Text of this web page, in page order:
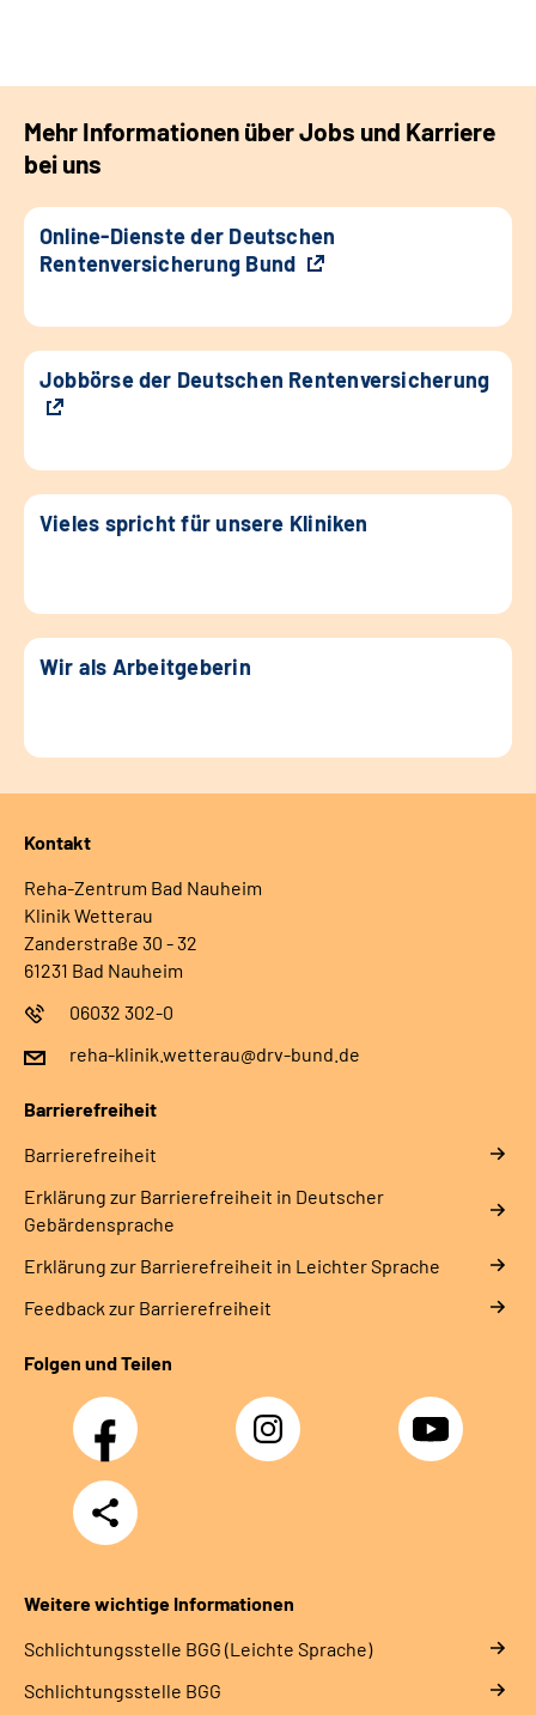
Mehr Informationen über Jobs und Karriere
bei uns
Online-Dienste der Deutschen
Rentenversicherung Bund
Jobbörse der Deutschen Rentenversicherung
Vieles spricht für unsere Kliniken
Wir als Arbeitgeberin
Kontakt
Reha-Zentrum Bad Nauheim
Klinik Wetterau
Zanderstraße 30 - 32
61231 Bad Nauheim
06032 302-0
reha-klinik.wetterau@drv-bund.de
Barrierefreiheit
Barrierefreiheit
Erklärung zur Barrierefreiheit in Deutscher
Gebärdensprache
Erklärung zur Barrierefreiheit in Leichter Sprache
Feedback zur Barrierefreiheit
Folgen und Teilen
Facebook Instagram YouTube
Teilen
Weitere wichtige Informationen
Schlich­tungs­stel­le BGG (Leichte Sprache)
Schlich­tungs­stel­le BGG